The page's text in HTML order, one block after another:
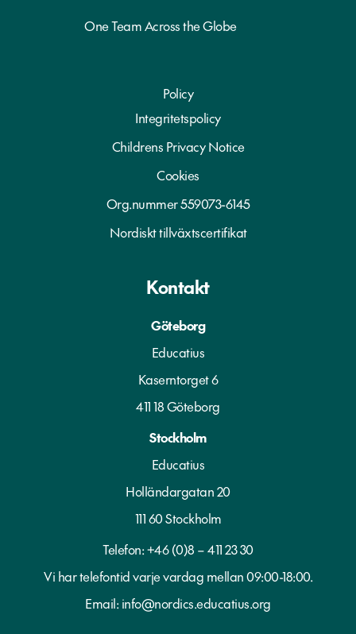
One Team Across the Globe
Policy
Integritetspolicy
Childrens Privacy Notice
Cookies
Org.nummer 559073-6145
Nordiskt tillväxtscertifikat
Kontakt
Göteborg
Educatius
Kaserntorget 6
411 18 Göteborg
Stockholm
Educatius
Holländargatan 20
111 60 Stockholm
Telefon:+46 (0)8 – 411 23 30
Vi har telefontid varje vardag mellan 09:00-18:00.
Email:info@nordics.educatius.org